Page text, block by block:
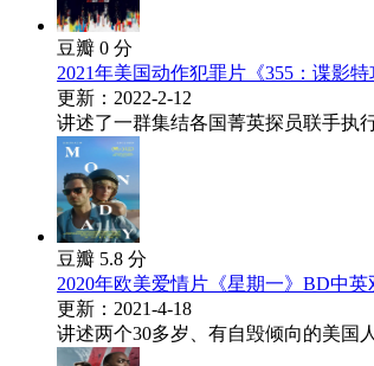
豆瓣 0 分
2021年美国动作犯罪片《355：谍影
更新：2022-2-12
讲述了一群集结各国菁英探员联手执
豆瓣 5.8 分
2020年欧美爱情片《星期一》BD中英
更新：2021-4-18
讲述两个30多岁、有自毁倾向的美国